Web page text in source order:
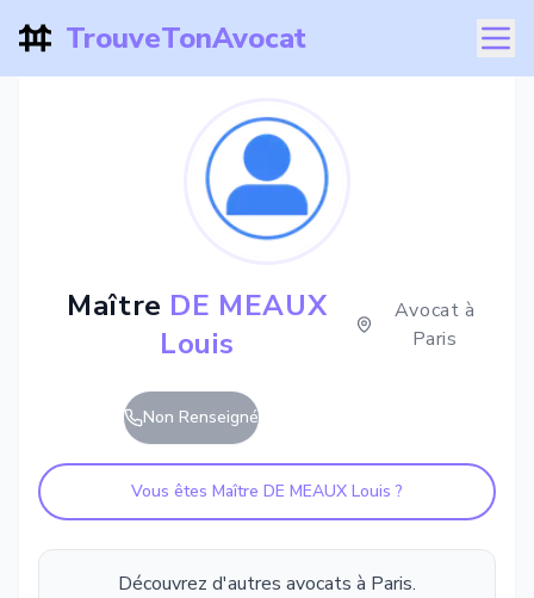
TrouveTonAvocat
Maître DE MEAUX
Louis
Avocat à
Paris
Non Renseigné
Vous êtes Maître DE MEAUX Louis ?
Découvrez d'autres avocats à Paris.